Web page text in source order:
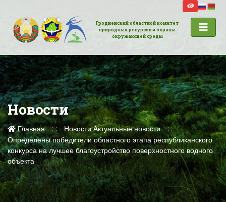
Гродненский областной комитет
природных ресурсов и охраны
окружающей среды
Новости
Главная Новости Актуальные новости
Определены победители областного этапа республиканского
конкурса на лучшее благоустройство поверхностного водного
объекта